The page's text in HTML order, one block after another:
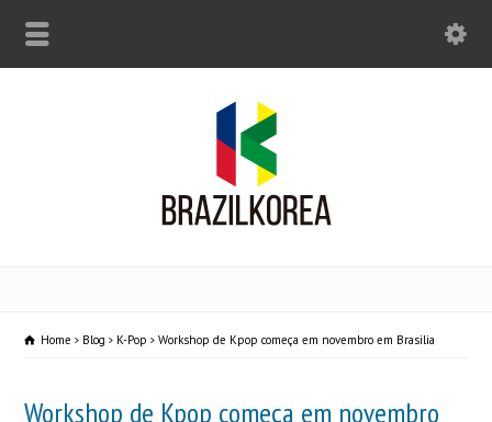
Home Blog K-Pop Workshop de Kpop começa em novembro em Brasilia
Workshop de Kpop começa em novembro